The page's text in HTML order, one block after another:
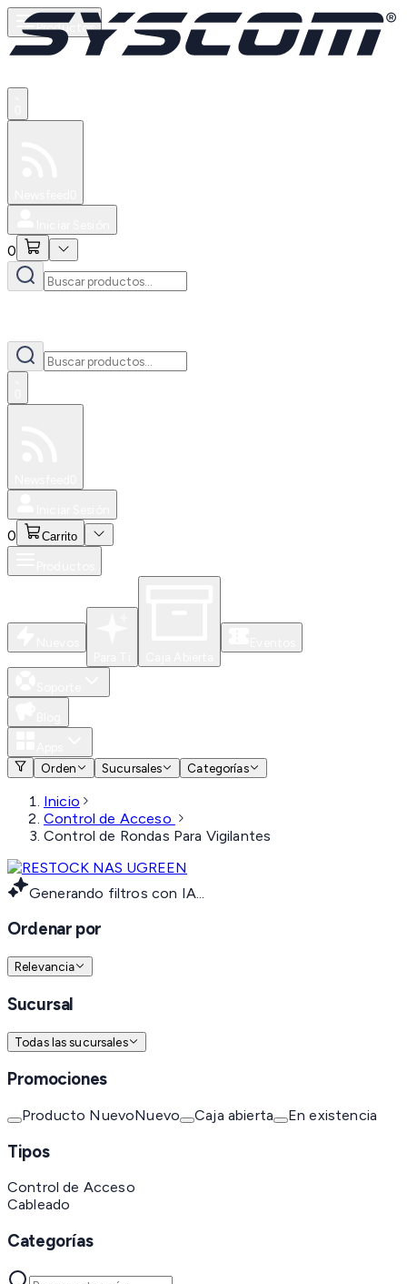
Productos
0
0 Carrito
Orden
Sucursales Categorías
Inicio
Control de Acceso
Control de Rondas Para Vigilantes
Generando filtros con IA...
Ordenar por
Relevancia
Sucursal
Todas las sucursales
Promociones
Producto NuevoNuevo Caja abierta En existencia
Tipos
Control de Acceso
Cableado
Categorías